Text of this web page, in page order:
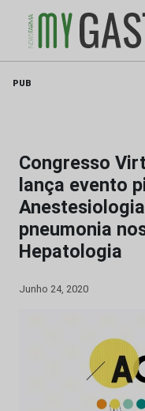
PUB
Congresso
lança evento
pneumonia
Hepatologia
Junho 24, 2020